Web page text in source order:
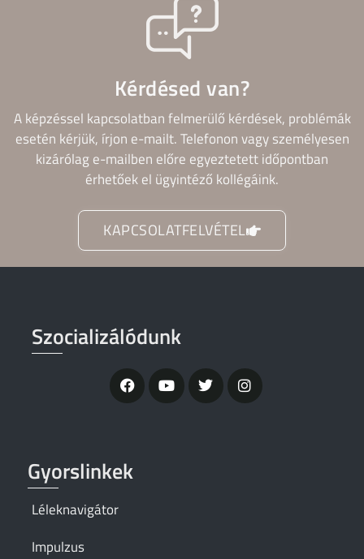
Kérdésed van?
A képzéssel kapcsolatban felmerülő kérdések, problémák
esetén kérjük, írjon e-mailt. Telefonon vagy személyesen
kizárólag e-mailben előre egyeztetett időpontban
érhetőek el ügyintéző kollégáink.
KAPCSOLATFELVÉTEL
Szocializálódunk
Gyorslinkek
Léleknavigátor
Impulzus